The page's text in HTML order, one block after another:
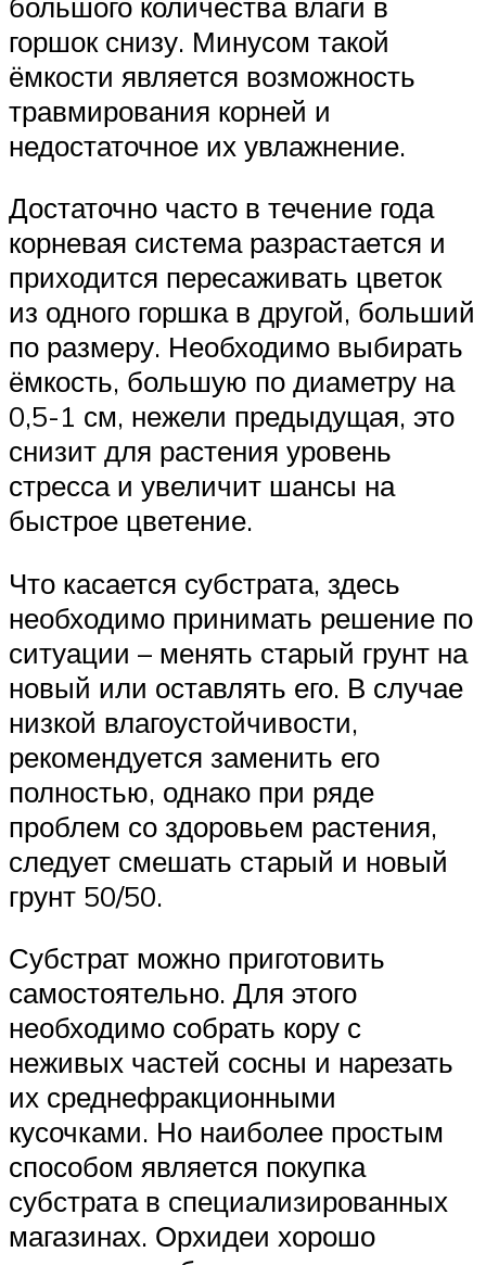
горшок снизу. Минусом такой
ёмкости является возможность
травмирования корней и
недостаточное их увлажнение.
Достаточно часто в течение года
корневая система разрастается и
приходится пересаживать цветок
из одного горшка в другой, больший
по размеру. Необходимо выбирать
ёмкость, большую по диаметру на
0,5-1 см, нежели предыдущая, это
снизит для растения уровень
стресса и увеличит шансы на
быстрое цветение.
Что касается субстрата, здесь
необходимо принимать решение по
ситуации – менять старый грунт на
новый или оставлять его. В случае
низкой влагоустойчивости,
рекомендуется заменить его
полностью, однако при ряде
проблем со здоровьем растения,
следует смешать старый и новый
грунт 50/50.
Субстрат можно приготовить
самостоятельно. Для этого
необходимо собрать кору с
неживых частей сосны и нарезать
их среднефракционными
кусочками. Но наиболее простым
способом является покупка
субстрата в специализированных
магазинах. Орхидеи хорошо